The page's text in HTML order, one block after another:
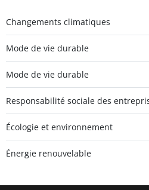
Changements climatiques
Mode de vie durable
Mode de vie durable
Responsabilité sociale des
Écologie et environnement
Énergie renouvelable